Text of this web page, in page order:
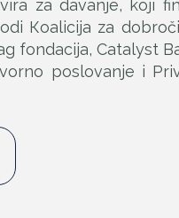
za davanje, koji
Кoalicija za
fondacija, Catalyst
poslovanje i